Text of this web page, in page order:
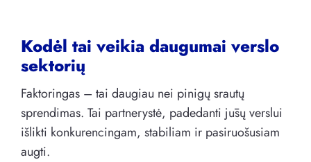
Kodėl tai veikia daugumai verslo
sektorių
Faktoringas – tai daugiau nei pinigų srautų
sprendimas. Tai partnerystė, padedanti jūsų verslui
išlikti konkurencingam, stabiliam ir pasiruošusiam
augti.